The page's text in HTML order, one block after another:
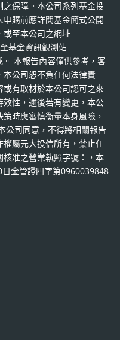
保障。本公司系列基金投
購前應詳閱基金簡式公開
或至本公司之網址
基金資訊觀測站
本報告內容僅供參考，客
公司恕不負任何法律責
有取材於本公司認可之來
性，邇後若有變更，本公
時應審慎衡量本身風險，
公司同意，不得將相關報告
屬元大投信所有，禁止任
准之營業執照字號：，本
金管證四字第0960039848